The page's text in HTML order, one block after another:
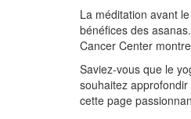
La méditation avant
bénéfices des
Cancer Center
Saviez-vous que le
souhaitez
cette page